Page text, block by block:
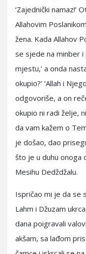
‘Zajednički namaz!’
Allahovim
žena. Kada Allahov
se sjede na minber i
mjestu,’ a onda
okupio?’ ‘Allah i
odgovoriše, a on
okupio ni radi želje,
da vam kažem o
je došao, dao
što je u duhu onoga
Mesihu Dedždžalu.
Ispričao mi je da se
Lahm i Džuzam
dana poigravali
akšam, sa lađom